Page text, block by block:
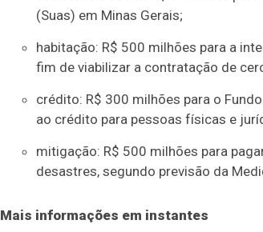
(Suas) em Minas Gerais;
habitação: R$ 500 milhões para a
fim de viabilizar a contratação de
crédito: R$ 300 milhões para o
ao crédito para pessoas físicas e
mitigação: R$ 500 milhões para
desastres, segundo previsão da
Mais informações em instantes